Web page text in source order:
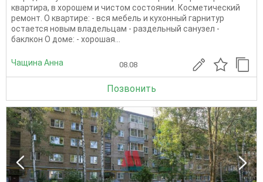
квартира, в хорошем и чистом состоянии. Косметический
ремонт. О квартире: - вся мебель и кухонный гарнитур
остается новым владельцам - раздельный санузел -
баклкон О доме: - хорошая...
Чащина Анна 08.08
Позвонить